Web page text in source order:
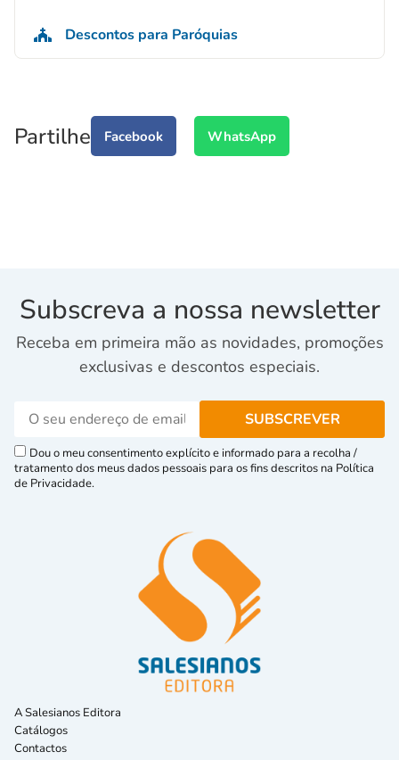
Descontos para Paróquias
Partilhe Facebook WhatsApp
Subscreva a nossa newsletter
Receba em primeira mão as novidades, promoções
exclusivas e descontos especiais.
Dou o meu consentimento explícito e informado para a recolha /
tratamento dos meus dados pessoais para os fins descritos na Política
de Privacidade.
A Salesianos Editora
Catálogos
Contactos